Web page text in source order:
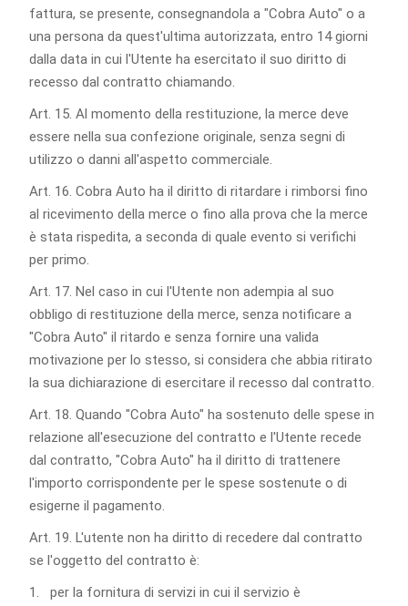
fattura, se presente, consegnandola a "Cobra Auto" o a
una persona da quest'ultima autorizzata, entro 14 giorni
dalla data in cui l'Utente ha esercitato il suo diritto di
recesso dal contratto chiamando.
Art. 15. Al momento della restituzione, la merce deve
essere nella sua confezione originale, senza segni di
utilizzo o danni all'aspetto commerciale.
Art. 16. Cobra Auto ha il diritto di ritardare i rimborsi fino
al ricevimento della merce o fino alla prova che la merce
è stata rispedita, a seconda di quale evento si verifichi
per primo.
Art. 17. Nel caso in cui l'Utente non adempia al suo
obbligo di restituzione della merce, senza notificare a
"Cobra Auto" il ritardo e senza fornire una valida
motivazione per lo stesso, si considera che abbia ritirato
la sua dichiarazione di esercitare il recesso dal contratto.
Art. 18. Quando "Cobra Auto" ha sostenuto delle spese in
relazione all'esecuzione del contratto e l'Utente recede
dal contratto, "Cobra Auto" ha il diritto di trattenere
l'importo corrispondente per le spese sostenute o di
esigerne il pagamento.
Art. 19. L'utente non ha diritto di recedere dal contratto
se l'oggetto del contratto è:
1. per la fornitura di servizi in cui il servizio è